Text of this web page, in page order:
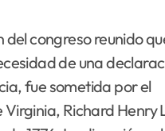
del congreso reunido
de una
fue sometida por el
Richard Henry